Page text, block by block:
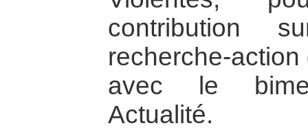
contribution
recherche-
avec le
Actualité.